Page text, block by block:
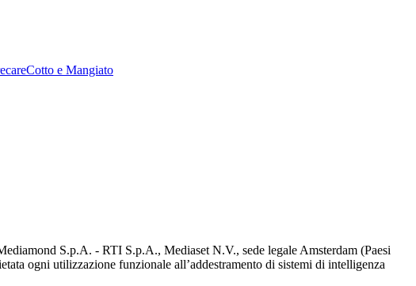
Cotto e Mangiato
S.p.A. - RTI S.p.A., Mediaset N.V., sede legale Amsterdam (Paesi
ogni utilizzazione funzionale all’addestramento di sistemi di intelligenza